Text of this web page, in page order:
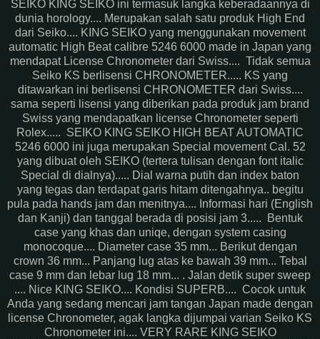
SEIKO KING SEIKO ini termasuk langka keberadaannya di
dunia horology.... Merupakan salah satu produk High End
dari Seiko.... KING SEIKO yang menggunakan movement
automatic High Beat calibre 5246 6000 made in Japan yang
mendapat License Chronometer dari Swiss.... Tidak semua
Seiko KS berlisensi CHRONOMETER..... KS yang
ditawarkan ini berlisensi CHRONOMETER dari Swiss....
sama seperti lisensi yang diberikan pada produk jam brand
Swiss yang mendapatkan license Chronometer seperti
Rolex..... SEIKO KING SEIKO HIGH BEAT AUTOMATIC
5246 6000 ini juga merupakan Special movement Cal. 52
yang dibuat oleh SEIKO (tertera tulisan dengan font italic
Special di dialnya)..... Dial warna putih dan index baton
yang tegas dan terdapat garis hitam ditengahnya.. begitu
pula pada hands jam dan menitnya.... Informasi hari (English
dan Kanji) dan tanggal berada di posisi jam 3..... Bentuk
case yang khas dan uniqe, dengan system casing
monocoque.... Diameter case 35 mm... Berikut dengan
crown 36 mm... Panjang lug atas ke bawah 39 mm... Tebal
case 9 mm dan lebar lug 18 mm... . Jalan detik super sweep
.... Nice KING SEIKO.... Kondisi SUPERB.... Cocok untuk
Anda yang sedang mencari jam tangan Japan made dengan
license Chronometer, agak langka dijumpai varian Seiko KS
Chronometer ini.... VERY RARE KING SEIKO